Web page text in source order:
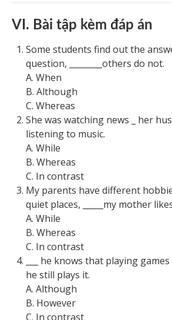
VI. Bài tập kèm đáp án
Some students find out the
question, ________others do not.
A. When
B. Although
C. Whereas
She was watching news
her
listening to music.
A. While
B. Whereas
C. In contrast
My parents have different
quiet places, _____my mother
A. While
B. Whereas
C. In contrast
__ he knows that playing
he still plays it.
A. Although
B. However
C. In contrast